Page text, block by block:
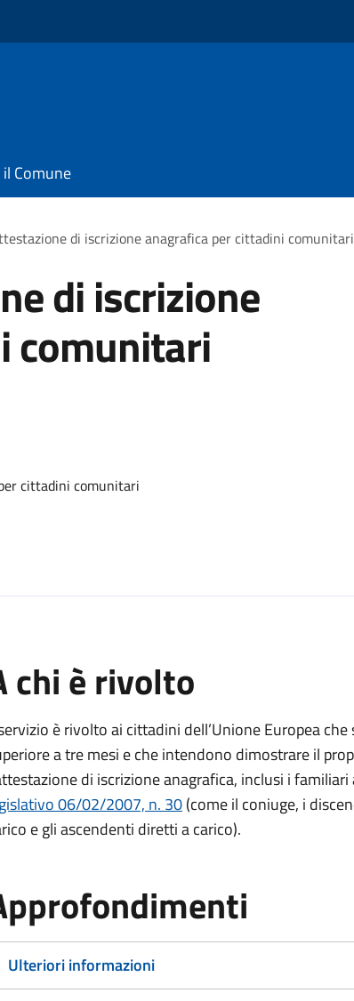
Comune
di iscrizione anagrafica per cittadini comunitari
di iscrizione
comunitari
cittadini comunitari
chi è rivolto
è rivolto ai cittadini dell’Unione Europea
a tre mesi e che intendono dimostrare il
di iscrizione anagrafica, inclusi i
06/02/2007, n. 30(come il coniuge, i
e gli ascendenti diretti a carico).
Ulteriori informazioni